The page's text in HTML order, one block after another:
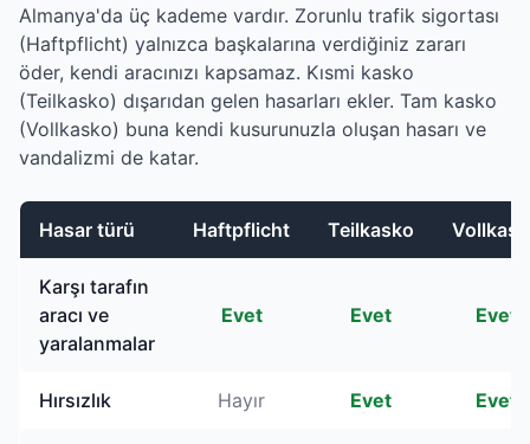
Almanya'da üç kademe vardır. Zorunlu trafik sigortası
(Haftpflicht) yalnızca başkalarına verdiğiniz zararı
öder, kendi aracınızı kapsamaz. Kısmi kasko
(Teilkasko) dışarıdan gelen hasarları ekler. Tam kasko
(Vollkasko) buna kendi kusurunuzla oluşan hasarı ve
vandalizmi de katar.
Hasar türü Haftpflicht Teilkasko
Karşı tarafın
aracı ve
yaralanmalar
Evet Evet Evet
Hırsızlık Hayır Evet Evet